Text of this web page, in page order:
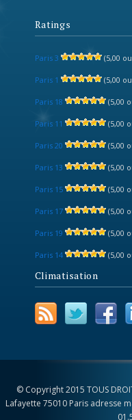
Ratings
Paris 3 (5,00
Paris 1 (5,00
Paris 18 (5,00
Paris 11 (5,00
Paris 20 (5,00
Paris 13 (5,00
Paris 15 (5,00
Paris 17 (5,00
Paris 19 (5,00
Paris 14 (5,00
Climatisation
© Copyright 2015 TOUS
Lafayette 75010 Paris adresse